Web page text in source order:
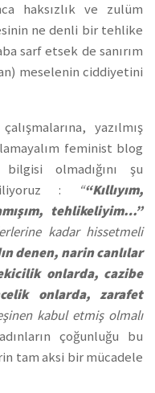
haksızlık ve zulüm
ne denli bir tehlike
sarf etsek de sanırım
meselenin ciddiyetini
yazılmış
feminist blog
olmadığını şu
:
““Kıllıyım,
tehlikeliyim…”
kadar hissetmeli
denen, narin canlılar
onlarda, cazibe
onlarda, zarafet
kabul etmiş olmalı
çoğunluğu bu
tam aksi bir mücadele